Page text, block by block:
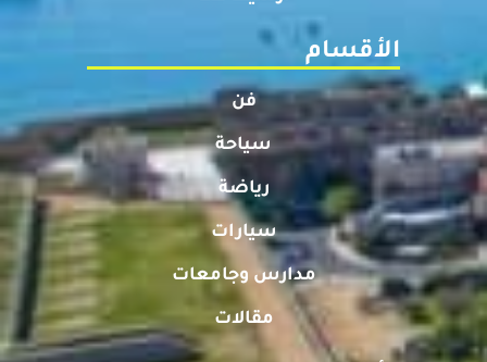
الأقسام
فن
سياحة
رياضة
سيارات
مدارس وجامعات
مقالات